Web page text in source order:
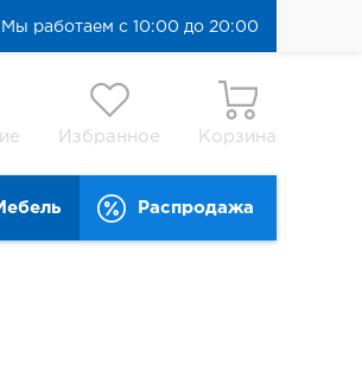
Мы работаем с 10:00 до 20:00
Избранное Корзина
Распродажа